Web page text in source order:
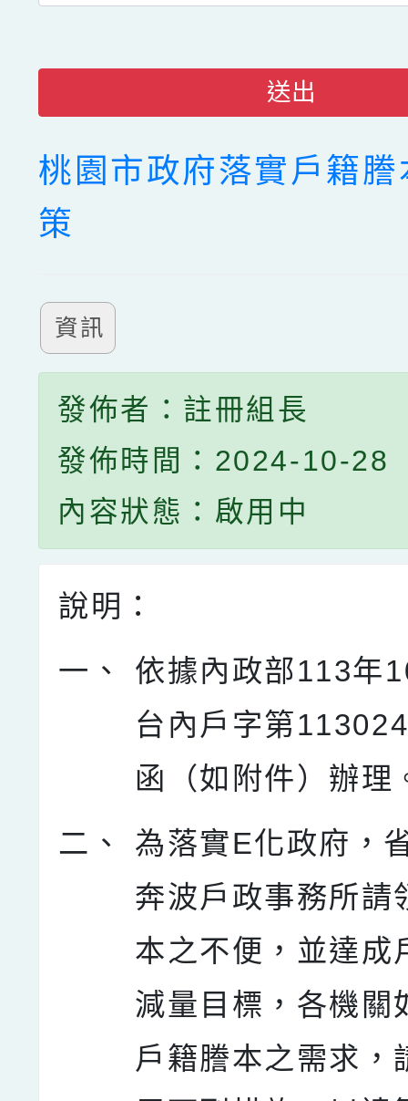
送出
桃園市政府落實戶籍
策
資訊
發佈者：註冊組長
發佈時間：2024-10-28
內容狀態：啟用中
說明：
一、
依據內政部113年
台內戶字第
函（如附件）辦理
二、
為落實E化政府，
奔波戶政事務所請
本之不便，並達成
減量目標，各機關
戶籍謄本之需求，